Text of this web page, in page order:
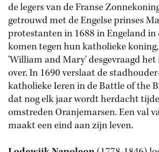
de legers van de Franse
getrouwd met de Engelse prinses
protestanten in 1688 in Engeland
komen tegen hun katholieke
'William and Mary' desgevraagd
over. In 1690 verslaat de
katholieke Ieren in de Battle of the
dat nog elk jaar wordt herdacht
omstreden Oranjemarsen. Een val
maakt een eind aan zijn leven.